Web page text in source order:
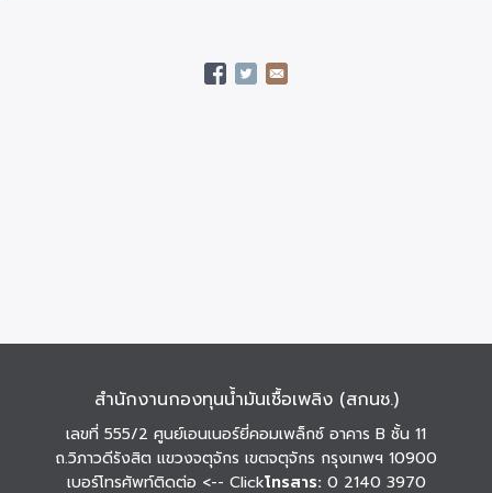
สำนักงานกองทุนน้ำมันเชื้อเพลิง (สกนช.)
เลขที่ 555/2 ศูนย์เอนเนอร์ยี่คอมเพล็กซ์ อาคาร B ชั้น 11
ถ.วิภาวดีรังสิต แขวงจตุจักร เขตจตุจักร กรุงเทพฯ 10900
เบอร์โทรศัพท์ติดต่อ <-- Clickโทรสาร: 0 2140 3970